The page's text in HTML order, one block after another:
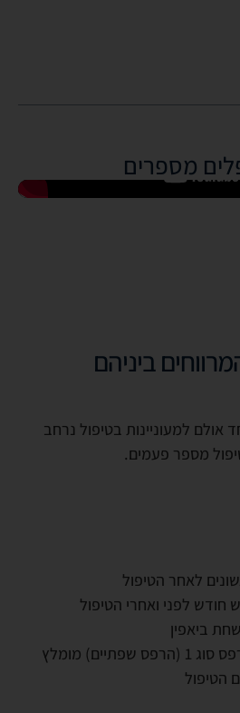
מספרים
ביניהם
אולם למעוניינות בטיפול נרחב
מספר פעמים.
לאחר הטיפול
לפני ואחרי הטיפול
ביאפין
* לבעלי היסטוריה של הרפס סוג 1 (הרפס שפתיים) מומלץ
הטיפול